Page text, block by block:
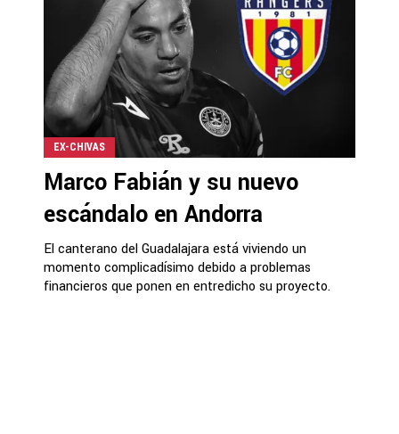
EX-CHIVAS
Marco Fabián y su nuevo
escándalo en Andorra
El canterano del Guadalajara está viviendo un
momento complicadísimo debido a problemas
financieros que ponen en entredicho su proyecto.